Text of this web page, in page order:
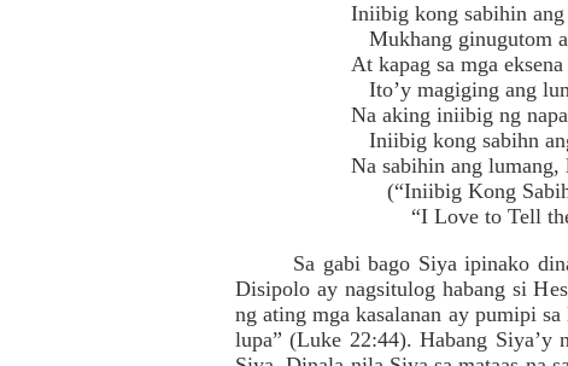
Iniibig kong sabihin
Mukhang ginugutom
At kapag sa mga
Ito’y magiging ang
Na aking iniibig ng
Iniibig kong sabihn
Na sabihin ang
(“Iniibig Kong
“I Love to Tell the
Sa gabi bago Siya ipinako
Disipolo ay nagsitulog habang si
ng ating mga kasalanan ay pumipi
lupa” (Luke 22:44). Habang Siya’y